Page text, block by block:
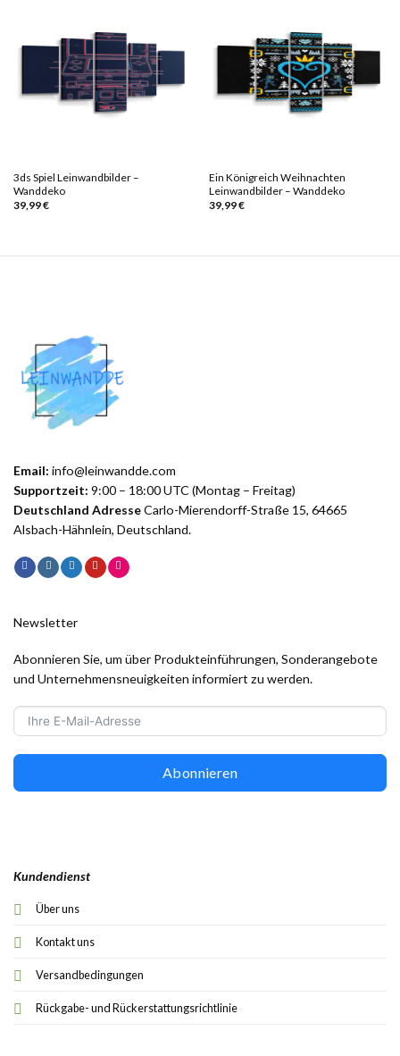
3ds Spiel Leinwandbilder –
Wanddeko
39,99€
Ein Königreich Weihnachten
Leinwandbilder – Wanddeko
39,99€
Email: info@leinwandde.com
Supportzeit: 9:00 – 18:00 UTC (Montag – Freitag)
Deutschland AdresseCarlo-Mierendorff-Straße 15, 64665
Alsbach-Hähnlein, Deutschland.
Kundendienst
Über uns
Kontakt uns
Versandbedingungen
Rückgabe- und Rückerstattungsrichtlinie
Newsletter
Abonnieren Sie, um über Produkteinführungen, Sonderangebote
und Unternehmensneuigkeiten informiert zu werden.
Abonnieren